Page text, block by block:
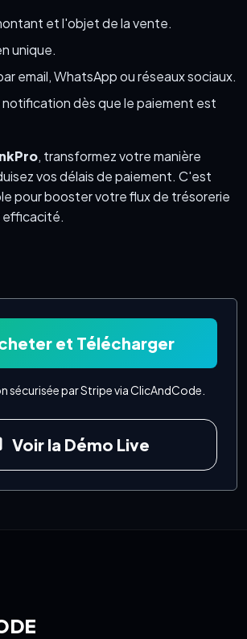
et l'objet de la vente.
unique.
email, WhatsApp ou réseaux sociaux.
notification dès que le paiement est
, transformez votre manière
vos délais de paiement. C'est
pour booster votre flux de trésorerie
efficacité.
et Télécharger
sécurisée par Stripe via ClicAndCode.
Voir la Démo Live